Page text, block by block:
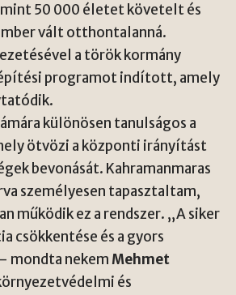
50 000 életet követelt és
vált otthontalanná.
a török kormány
programot indított, amely
különösen tanulságos a
ötvözi a központi irányítást
bevonását. Kahramanmaras
személyesen tapasztaltam,
működik ez a rendszer. „A siker
csökkentése és a gyors
mondta nekemMehmet
és